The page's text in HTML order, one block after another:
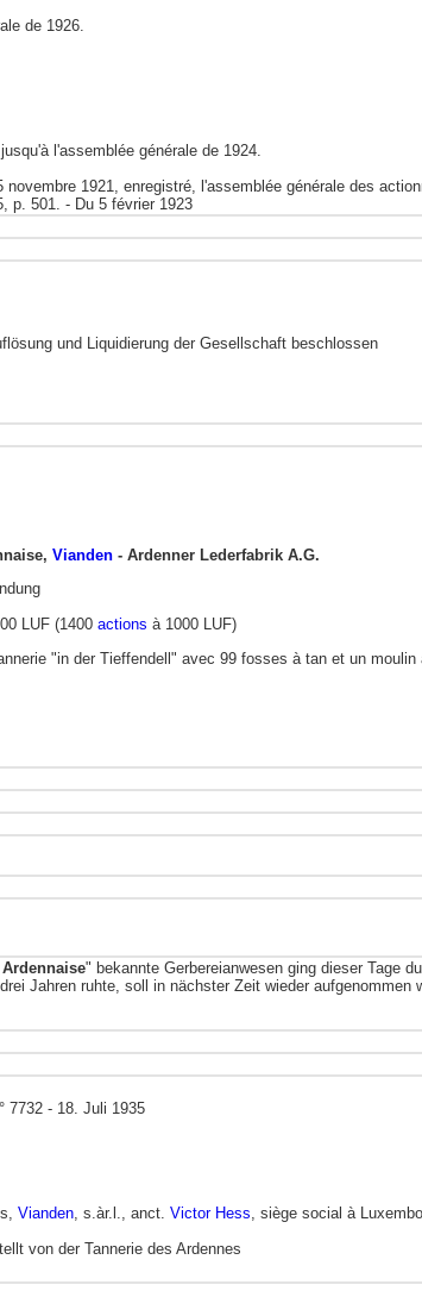
de 1926.
l'assemblée générale de 1924.
novembre 1921, enregistré, l'assemblée générale des
p. 501. - Du 5 février 1923
und Liquidierung der Gesellschaft beschlossen
Vianden - Ardenner Lederfabrik A.G.
LUF (1400 actions à 1000 LUF)
"in der Tieffendell" avec 99 fosses à tan et un moulin
Ardennaise" bekannte Gerbereianwesen ging dieser Tage
Jahren ruhte, soll in nächster Zeit wieder aufgenommen
7732 - 18. Juli 1935
Vianden, s.àr.l., anct. Victor Hess, siège social à
von der Tannerie des Ardennes